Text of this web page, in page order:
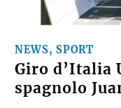
NEWS, SPORT
Giro d’Italia
spagnolo